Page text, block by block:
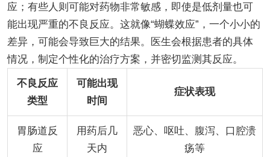
应；有些人则可能对药物非常敏感，即使是低剂量也可
能出现严重的不良反应。这就像“蝴蝶效应”，一个小小的
差异，可能会导致巨大的结果。医生会根据患者的具体
情况，制定个性化的治疗方案，并密切监测其反应。
不良反应
类型
可能出现
时间
症状表现
胃肠道反
应
用药后几
天内
恶心、呕吐、腹泻、口腔溃
疡等